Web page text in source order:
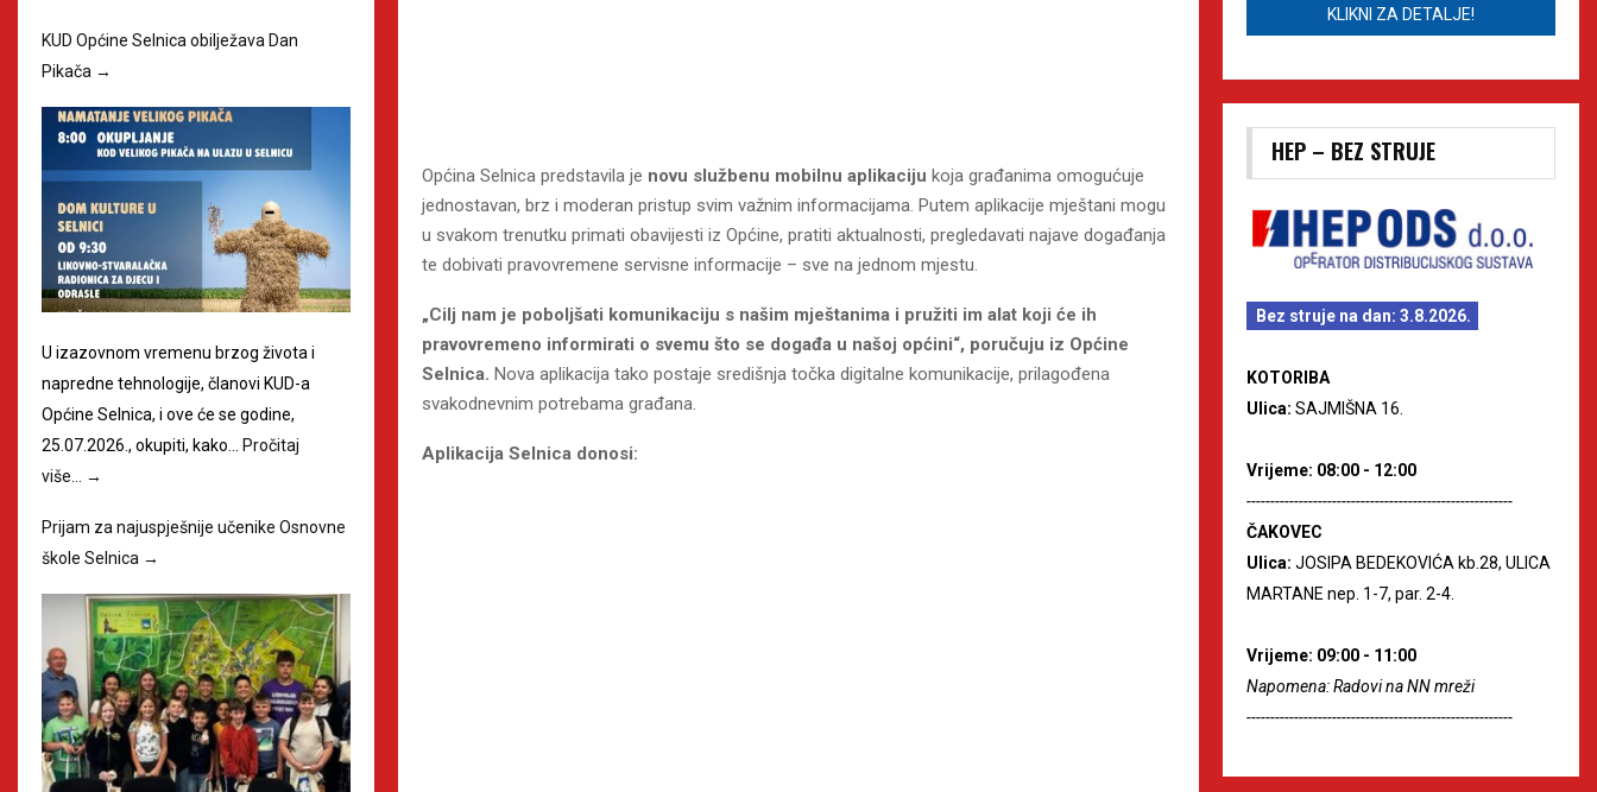
Općina Selnica predstavila je novu službenu mobilnu aplikaciju koja građanima omogućuje
jednostavan, brz i moderan pristup svim važnim informacijama. Putem aplikacije mještani mogu
u svakom trenutku primati obavijesti iz Općine, pratiti aktualnosti, pregledavati najave događanja
te dobivati pravovremene servisne informacije – sve na jednom mjestu.
„Cilj nam je poboljšati komunikaciju s našim mještanima i pružiti im alat koji će ih
pravovremeno informirati o svemu što se događa u našoj općini“, poručuju iz Općine
Selnica. Nova aplikacija tako postaje središnja točka digitalne komunikacije, prilagođena
svakodnevnim potrebama građana.
Aplikacija Selnica donosi:
KUD Općine Selnica obilježava Dan
Pikača →
U izazovnom vremenu brzog života i
napredne tehnologije, članovi KUD-a
Općine Selnica, i ove će se godine,
25.07.2026., okupiti, kako…
Pročitaj
više…
→
Prijam za najuspješnije učenike Osnovne
škole Selnica →
KLIKNI ZA DETALJE!
HEP – BEZ STRUJE
Bez struje na dan: 3.8.2026.
KOTORIBA
Ulica: SAJMIŠNA 16.
Vrijeme: 08:00 - 12:00
--------------------------------------------------------
ČAKOVEC
Ulica: JOSIPA BEDEKOVIĆA kb.28, ULICA
MARTANE nep. 1-7, par. 2-4.
Vrijeme: 09:00 - 11:00
Napomena: Radovi na NN mreži
--------------------------------------------------------